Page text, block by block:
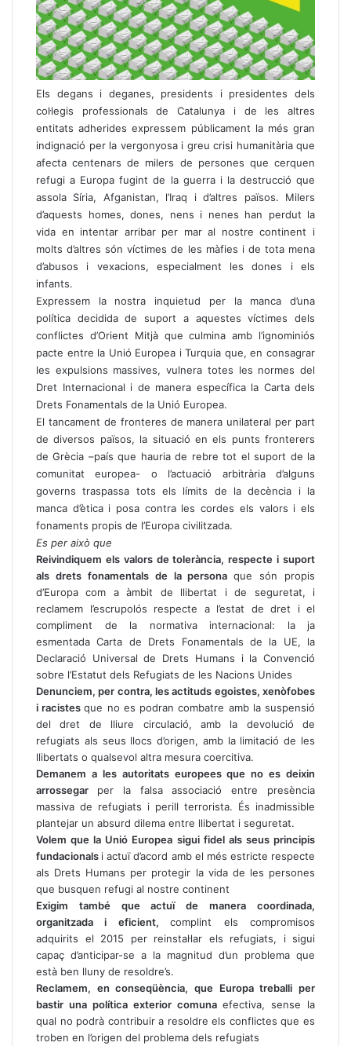
Els degans i deganes, presidents i presidentes dels
col·legis professionals de Catalunya i de les altres
entitats adherides expressem públicament la més gran
indignació per la vergonyosa i greu crisi humanitària que
afecta centenars de milers de persones que cerquen
refugi a Europa fugint de la guerra i la destrucció que
assola Síria, Afganistan, l’Iraq i d’altres països. Milers
d’aquests homes, dones, nens i nenes han perdut la
vida en intentar arribar per mar al nostre continent i
molts d’altres són víctimes de les màfies i de tota mena
d’abusos i vexacions, especialment les dones i els
infants.
Expressem la nostra inquietud per la manca d’una
política decidida de suport a aquestes víctimes dels
conflictes d’Orient Mitjà que culmina amb l’ignominiós
pacte entre la Unió Europea i Turquia que, en consagrar
les expulsions massives, vulnera totes les normes del
Dret Internacional i de manera específica la Carta dels
Drets Fonamentals de la Unió Europea.
El tancament de fronteres de manera unilateral per part
de diversos països, la situació en els punts fronterers
de Grècia –país que hauria de rebre tot el suport de la
comunitat europea- o l’actuació arbitrària d’alguns
governs traspassa tots els límits de la decència i la
manca d’ètica i posa contra les cordes els valors i els
fonaments propis de l’Europa civilitzada.
Es per això que
Reivindiquem els valors de tolerància, respecte i suport
als drets fonamentals de la personaque són propis
d’Europa com a àmbit de llibertat i de seguretat, i
reclamem l’escrupolós respecte a l’estat de dret i el
compliment de la normativa internacional: la ja
esmentada Carta de Drets Fonamentals de la UE, la
Declaració Universal de Drets Humans i la Convenció
sobre l’Estatut dels Refugiats de les Nacions Unides
Denunciem, per contra, les actituds egoistes, xenòfobes
i racistesque no es podran combatre amb la suspensió
del dret de lliure circulació, amb la devolució de
refugiats als seus llocs d’origen, amb la limitació de les
llibertats o qualsevol altra mesura coercitiva.
Demanem a les autoritats europees que no es deixin
arrossegar per la falsa associació entre presència
massiva de refugiats i perill terrorista. És inadmissible
plantejar un absurd dilema entre llibertat i seguretat.
Volem que la Unió Europea sigui fidel als seus principis
fundacionals i actuï d’acord amb el més estricte respecte
als Drets Humans per protegir la vida de les persones
que busquen refugi al nostre continent
Exigim també que actuï de manera coordinada,
organitzada i eficient,complint els compromisos
adquirits el 2015 per reinstal·lar els refugiats, i sigui
capaç d’anticipar-se a la magnitud d’un problema que
està ben lluny de resoldre’s.
Reclamem, en conseqüència, que Europa treballi per
bastir una política exterior comuna efectiva, sense la
qual no podrà contribuir a resoldre els conflictes que es
troben en l’origen del problema dels refugiats